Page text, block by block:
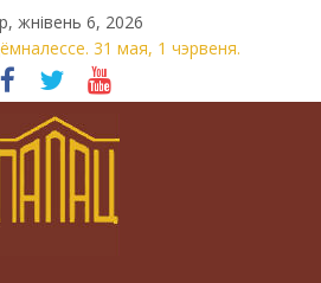
жнівень 6, 2026
31 мая, 1 чэрвеня.
Невыносна балюча нараджаецца
нацыя.